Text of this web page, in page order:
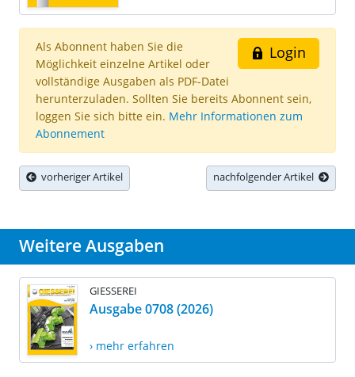
Login
Als Abonnent haben Sie die
Möglichkeit einzelne Artikel oder
vollständige Ausgaben als PDF-Datei
herunterzuladen. Sollten Sie bereits Abonnent sein,
loggen Sie sich bitte ein. Mehr Informationen zum
Abonnement
vorheriger Artikel nachfolgender Artikel
Weitere Ausgaben
GIESSEREI
Ausgabe 0708 (2026)
› mehr erfahren